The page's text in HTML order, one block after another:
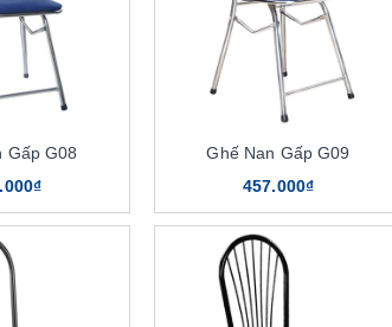
Gấp G08
Ghế Nan Gấp G09
457.000₫